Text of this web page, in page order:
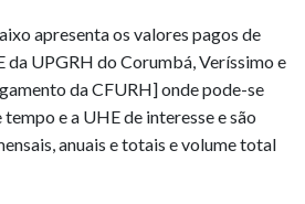
apresenta os valores pagos de
da UPGRH do Corumbá, Veríssimo e
da CFURH] onde pode-se
e a UHE de interesse e são
anuais e totais e volume total